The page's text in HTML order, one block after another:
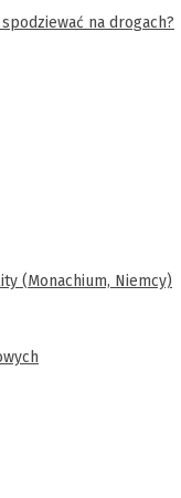
na drogach?
(Monachium, Niemcy)